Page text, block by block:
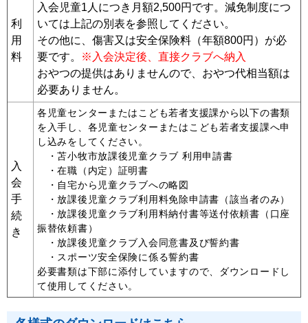
利
用
料
入会児童1人につき月額2,500円です。減免制度につ
いては上記の別表を参照してください。
その他に、傷害又は安全保険料（年額800円）が必
要です。
※入会決定後、直接クラブへ納入
おやつの提供はありませんので、おやつ代相当額は
必要ありません。
入
会
手
続
き
各児童センターまたはこども若者支援課から以下の書類
を入手し、各児童センターまたはこども若者支援課へ申
し込みをしてください。
・苫小牧市放課後児童クラブ 利用申請書
・在職（内定）証明書
・ 自宅から児童クラブへの略図
・放課後児童クラブ利用料免除申請書（該当者のみ）
・放課後児童クラブ利用料納付書等送付依頼書（口座
振替依頼書）
・放課後児童クラブ入会同意書及び誓約書
・ スポーツ安全保険に係る誓約書
必要書類は下部に添付していますので、ダウンロードし
て使用してください。